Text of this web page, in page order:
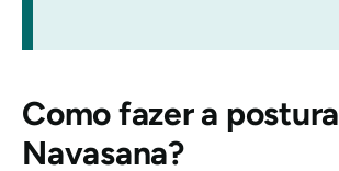
Como fazer a postura
Navasana?